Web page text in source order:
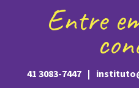
Entre
41 3083-7447